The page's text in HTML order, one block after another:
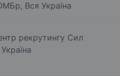
Вся Україна
рекрутингу Сил